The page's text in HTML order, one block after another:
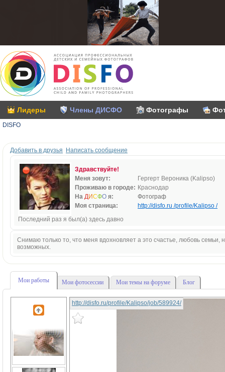
Лидеры Члены ДИСФО Фотографы
DISFO
Добавить в друзья Написать сообщение
Здравствуйте!
Меня зовут:
Гергерт Вероника (Kalipso)
Проживаю в городе: Краснодар
На ДИСФО я:
Фотограф
Моя страница:
http://disfo.ru /profile/Kalipso /
Последний раз я был(а) здесь давно
Снимаю только то, что меня вдохновляет а это счастье, любовь
возможных.
Мои работы Мои фотосессии Мои темы на форуме Блог
http://disfo.ru/profile/Kalipso/job/589924/